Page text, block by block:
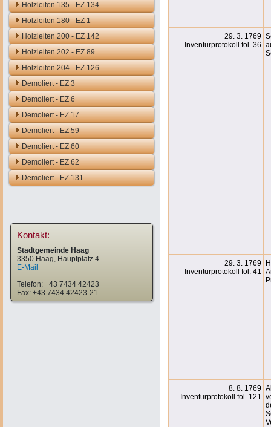
Holzleiten 135 - EZ 134
Holzleiten 180 - EZ 1
Holzleiten 200 - EZ 142
Holzleiten 202 - EZ 89
Holzleiten 204 - EZ 126
Demoliert - EZ 3
Demoliert - EZ 6
Demoliert - EZ 17
Demoliert - EZ 59
Demoliert - EZ 60
Demoliert - EZ 62
Demoliert - EZ 131
Kontakt:
Stadtgemeinde Haag
3350 Haag, Hauptplatz 4
E-Mail
Telefon: +43 7434 42423
Fax: +43 7434 42423-21
29. 3. 1769
Inventurprotokoll fol. 36
29. 3. 1769
Inventurprotokoll fol. 41
8. 8. 1769
Inventurprotokoll fol. 121